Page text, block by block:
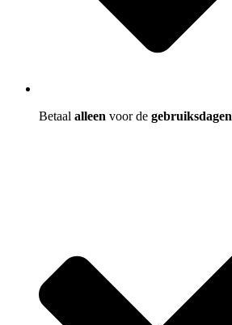
Betaal alleen voor de gebruiksdagen